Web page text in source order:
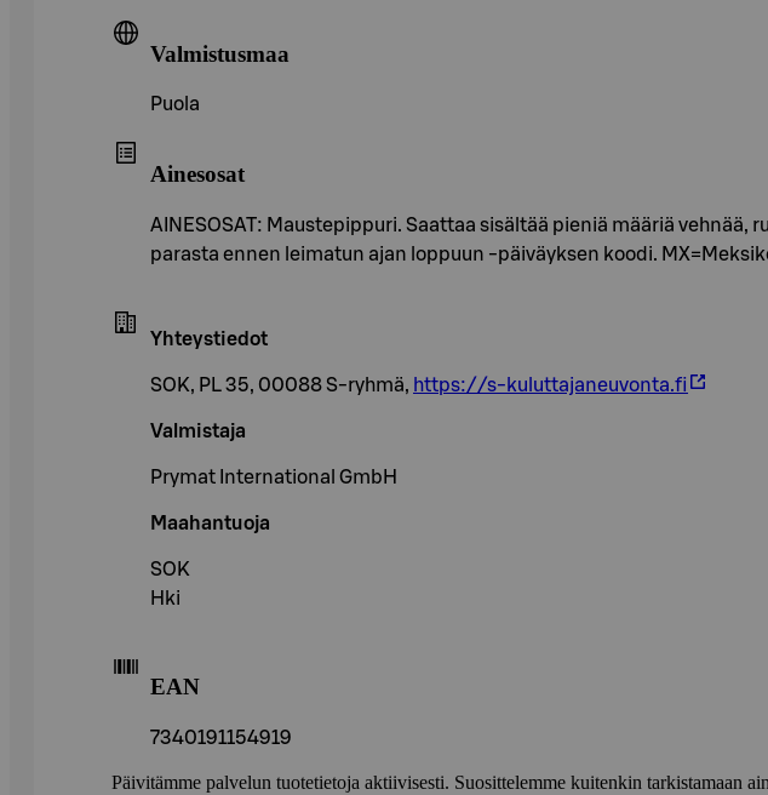
Valmistusmaa
Puola
Ainesosat
AINESOSAT: Maustepippuri. Saattaa sisältää pieniä määriä
parasta ennen leimatun ajan loppuun -päiväyksen koodi.
Yhteystiedot
SOK, PL 35, 00088 S-ryhmä, https://s-kuluttajaneuvonta.fi
Valmistaja
Prymat International GmbH
Maahantuoja
SOK
Hki
EAN
7340191154919
Päivitämme palvelun tuotetietoja aktiivisesti. Suosittelemme kuitenkin tarkistamaan